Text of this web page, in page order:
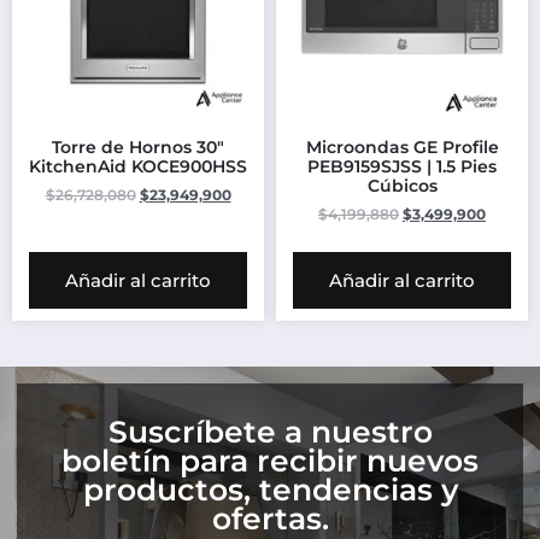
Torre de Hornos 30″
KitchenAid KOCE900HSS
$26,728,080 $23,949,900
Añadir al carrito
Microondas GE Profile
PEB9159SJSS | 1.5 Pies
Cúbicos
$4,199,880 $3,499,900
Añadir al carrito
Suscríbete a nuestro
boletín para recibir nuevos
productos, tendencias y
ofertas.